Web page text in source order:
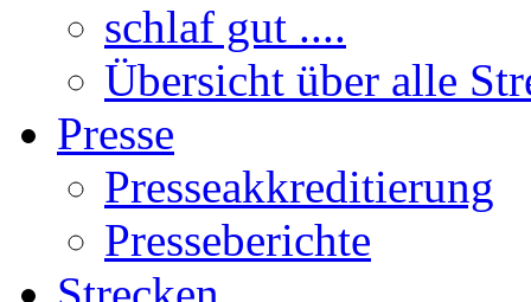
schlaf gut ....
Übersicht über alle
Presse
Presseakkreditierung
Presseberichte